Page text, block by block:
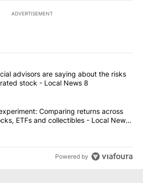
ADVERTISEMENT
the most commented articles in the last
"What financial advisors are saying
advisors are saying about the risks
stock - Local News 8
"The $10K experiment: Comparing
Comparing returns across
ETFs and collectibles - Local News
Powered by